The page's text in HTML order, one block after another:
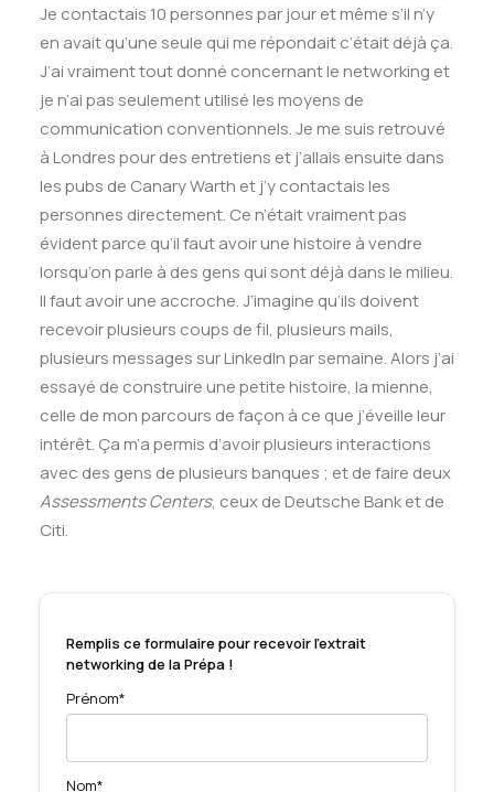
Je contactais 10 personnes par jour et même s’il n’y
en avait qu’une seule qui me répondait c’était déjà ça.
J’ai vraiment tout donné concernant le networking et
je n’ai pas seulement utilisé les moyens de
communication conventionnels. Je me suis retrouvé
à Londres pour des entretiens et j’allais ensuite dans
les pubs de Canary Warth et j’y contactais les
personnes directement. Ce n’était vraiment pas
évident parce qu’il faut avoir une histoire à vendre
lorsqu’on parle à des gens qui sont déjà dans le milieu.
Il faut avoir une accroche. J’imagine qu’ils doivent
recevoir plusieurs coups de fil, plusieurs mails,
plusieurs messages sur LinkedIn par semaine. Alors j’ai
essayé de construire une petite histoire, la mienne,
celle de mon parcours de façon à ce que j’éveille leur
intérêt. Ça m’a permis d’avoir plusieurs interactions
avec des gens de plusieurs banques ; et de faire deux
Assessments Centers, ceux de Deutsche Bank et de
Citi.
Remplis ce formulaire pour recevoir l'extrait
networking de la Prépa !
Prénom*
Nom*